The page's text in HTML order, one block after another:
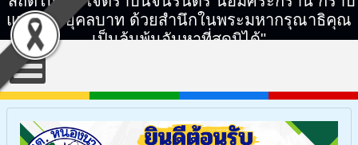
แทบพระยุคลบาท ด้วยสำนึกในพระมหากรุณาธิคุณ
เป็นล้นพ้นอันหาที่สุดมิได้"